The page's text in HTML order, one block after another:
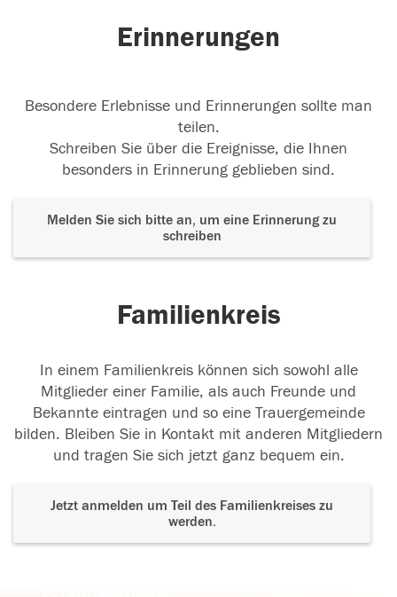
Erinnerungen
Besondere Erlebnisse und Erinnerungen sollte man
teilen.
Schreiben Sie über die Ereignisse, die Ihnen
besonders in Erinnerung geblieben sind.
Melden Sie sich bitte an, um eine Erinnerung zu
schreiben
Familienkreis
In einem Familienkreis können sich sowohl alle
Mitglieder einer Familie, als auch Freunde und
Bekannte eintragen und so eine Trauergemeinde
bilden. Bleiben Sie in Kontakt mit anderen Mitgliedern
und tragen Sie sich jetzt ganz bequem ein.
Jetzt anmelden um Teil des Familienkreises zu
werden.